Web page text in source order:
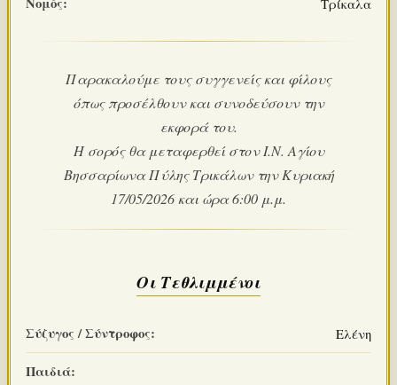
Τρίκαλα
Παρακαλούμε τους συγγενείς και φίλους
όπως προσέλθουν και συνοδεύσουν την
εκφορά του.
Η σορός θα μεταφερθεί στον Ι.Ν. Αγίου
Βησσαρίωνα Πύλης Τρικάλων την Κυριακή
17/05/2026 και ώρα 6:00 μ.μ.
Οι Τεθλιμμένοι
Σύζυγος / Σύντροφος: Ελένη
Παιδιά: